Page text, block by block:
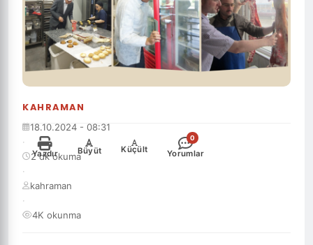
KAHRAMAN
18.10.2024 - 08:31
·
2 dk okuma
·
kahraman
·
4K okunma
Yazdır
+
Büyüt
-
Küçült
0
Yorumlar